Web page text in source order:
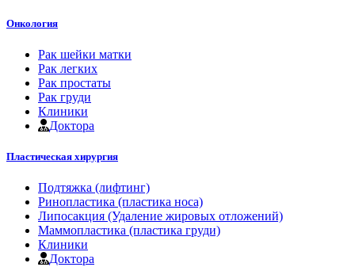
Онкология
Рак шейки матки
Рак легких
Рак простаты
Рак груди
Клиники
Доктора
Пластическая хирургия
Подтяжка (лифтинг)
Ринопластика (пластика носа)
Липосакция (Удаление жировых отложений)
Маммопластика (пластика груди)
Клиники
Доктора